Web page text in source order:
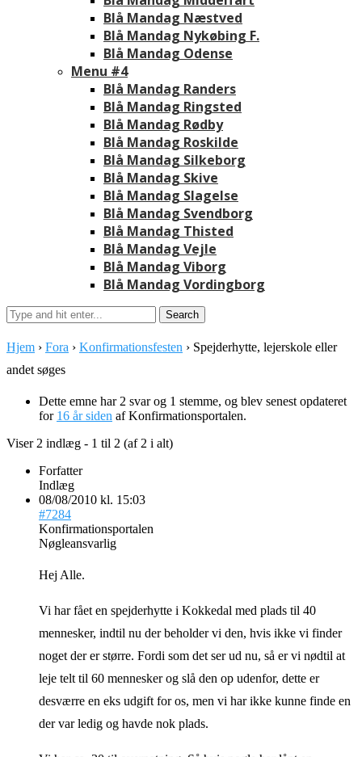
Blå Mandag Næstved
Blå Mandag Nykøbing F.
Blå Mandag Odense
Menu #4
Blå Mandag Randers
Blå Mandag Ringsted
Blå Mandag Rødby
Blå Mandag Roskilde
Blå Mandag Silkeborg
Blå Mandag Skive
Blå Mandag Slagelse
Blå Mandag Svendborg
Blå Mandag Thisted
Blå Mandag Vejle
Blå Mandag Viborg
Blå Mandag Vordingborg
Hjem › Fora › Konfirmationsfesten › Spejderhytte, lejerskole eller
andet søges
Dette emne har 2 svar og 1 stemme, og blev senest opdateret
for 16 år siden afKonfirmationsportalen.
Viser 2 indlæg - 1 til 2 (af 2 i alt)
Forfatter
Indlæg
08/08/2010 kl. 15:03
#7284
Konfirmationsportalen
Nøgleansvarlig
Hej Alle.
Vi har fået en spejderhytte i Kokkedal med plads til 40
mennesker, indtil nu der beholder vi den, hvis ikke vi finder
noget der er større. Fordi som det ser ud nu, så er vi nødtil at
leje telt til 60 mennesker og slå den op udenfor, dette er
desværre en eks udgift for os, men vi har ikke kunne finde en
der var ledig og havde nok plads.